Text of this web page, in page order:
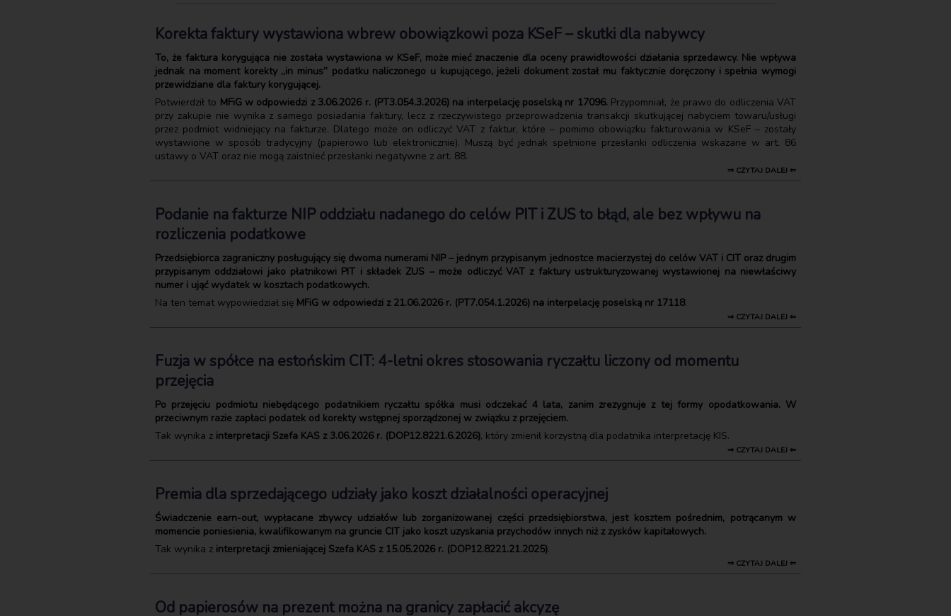
Korekta faktury wystawiona wbrew obowiązkowi poza KSeF – skutki dla nabywcy
To, że faktura korygująca nie została wystawiona w KSeF, może mieć znaczenie dla oceny prawidłowości działania sprzedawcy. Nie wpływa
jednak na moment korekty „in minus” podatku naliczonego u kupującego, jeżeli dokument został mu faktycznie doręczony i spełnia wymogi
przewidziane dla faktury korygującej.
Potwierdził to MFiG w odpowiedzi z 3.06.2026 r. (PT3.054.3.2026) na interpelację poselską nr 17096.Przypomniał, że prawo do odliczenia VAT
przy zakupie nie wynika z samego posiadania faktury, lecz z rzeczywistego przeprowadzenia transakcji skutkującej nabyciem towaru/usługi
przez podmiot widniejący na fakturze. Dlatego może on odliczyć VAT z faktur, które – pomimo obowiązku fakturowania w KSeF – zostały
wystawione w sposób tradycyjny (papierowo lub elektronicznie). Muszą być jednak spełnione przesłanki odliczenia wskazane w art. 86
ustawy o VAT oraz nie mogą zaistnieć przesłanki negatywne z art. 88.
⇒ CZYTAJ DALEJ ⇐
Podanie na fakturze NIP oddziału nadanego do celów PIT i ZUS to błąd, ale bez wpływu na
rozliczenia podatkowe
Przedsiębiorca zagraniczny posługujący się dwoma numerami NIP – jednym przypisanym jednostce macierzystej do celów VAT i CIT oraz drugim
przypisanym oddziałowi jako płatnikowi PIT i składek ZUS – może odliczyć VAT z faktury ustrukturyzowanej wystawionej na niewłaściwy
numer i ująć wydatek w kosztach podatkowych.
Na ten temat wypowiedział się MFiG w odpowiedzi z 21.06.2026 r. (PT7.054.1.2026) na interpelację poselską nr 17118.
⇒ CZYTAJ DALEJ ⇐
Fuzja w spółce na estońskim CIT: 4-letni okres stosowania ryczałtu liczony od momentu
przejęcia
Po przejęciu podmiotu niebędącego podatnikiem ryczałtu spółka musi odczekać 4 lata, zanim zrezygnuje z tej formy opodatkowania. W
przeciwnym razie zapłaci podatek od korekty wstępnej sporządzonej w związku z przejęciem.
Tak wynika z interpretacji Szefa KAS z 3.06.2026 r. (DOP12.8221.6.2026), który zmienił korzystną dla podatnika interpretację KIS.
⇒ CZYTAJ DALEJ ⇐
Premia dla sprzedającego udziały jako koszt działalności operacyjnej
Świadczenie earn-out, wypłacane zbywcy udziałów lub zorganizowanej części przedsiębiorstwa, jest kosztem pośrednim, potrącanym w
momencie poniesienia, kwalifikowanym na gruncie CIT jako koszt uzyskania przychodów innych niż z zysków kapitałowych.
Tak wynika z interpretacji zmieniającej Szefa KAS z 15.05.2026 r. (DOP12.8221.21.2025).
⇒ CZYTAJ DALEJ ⇐
Od papierosów na prezent można na granicy zapłacić akcyzę